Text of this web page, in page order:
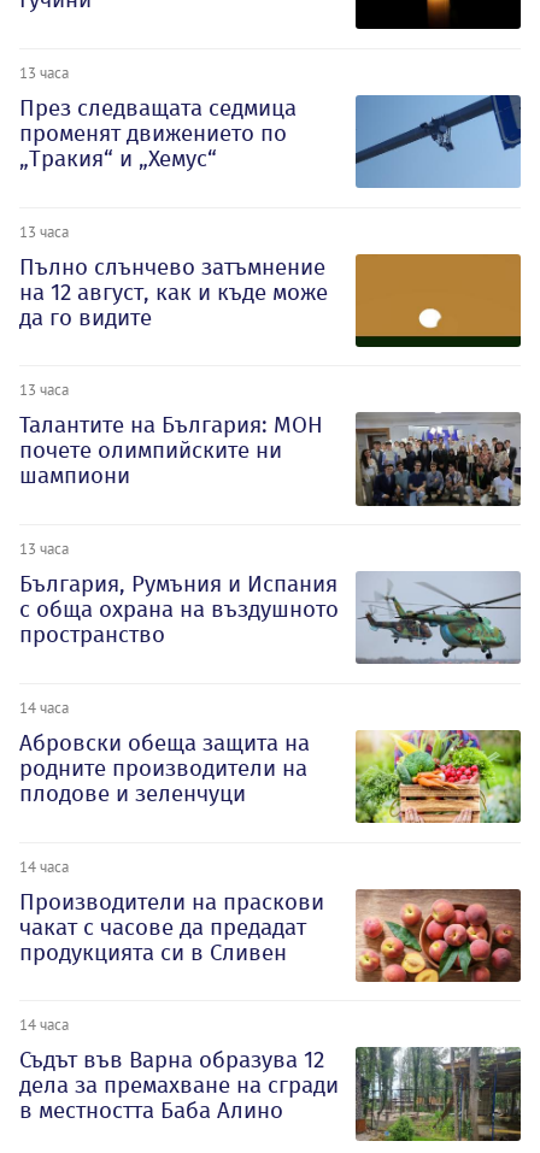
13 часа
През следващата седмица
променят движението по
„Тракия“ и „Хемус“
13 часа
Пълно слънчево затъмнение
на 12 август, как и къде може
да го видите
13 часа
Талантите на България: МОН
почете олимпийските ни
шампиони
13 часа
България, Румъния и Испания
с обща охрана на въздушното
пространство
14 часа
Абровски обеща защита на
родните производители на
плодове и зеленчуци
14 часа
Производители на праскови
чакат с часове да предадат
продукцията си в Сливен
14 часа
Съдът във Варна образува 12
дела за премахване на сгради
в местността Баба Алино